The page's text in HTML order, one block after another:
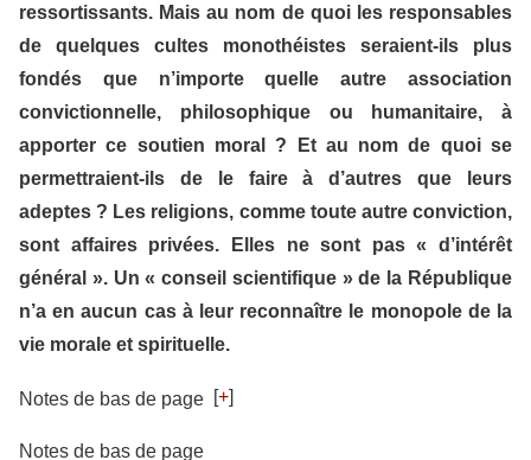
ressortissants. Mais au nom de quoi les responsables
de quelques cultes monothéistes seraient-ils plus
fondés que n’importe quelle autre association
convictionnelle, philosophique ou humanitaire, à
apporter ce soutien moral ? Et au nom de quoi se
permettraient-ils de le faire à d’autres que leurs
adeptes ? Les religions, comme toute autre conviction,
sont affaires privées. Elles ne sont pas « d’intérêt
général ». Un « conseil scientifique » de la République
n’a en aucun cas à leur reconnaître le monopole de la
vie morale et spirituelle.
Notes de bas de page [+]
Notes de bas de page